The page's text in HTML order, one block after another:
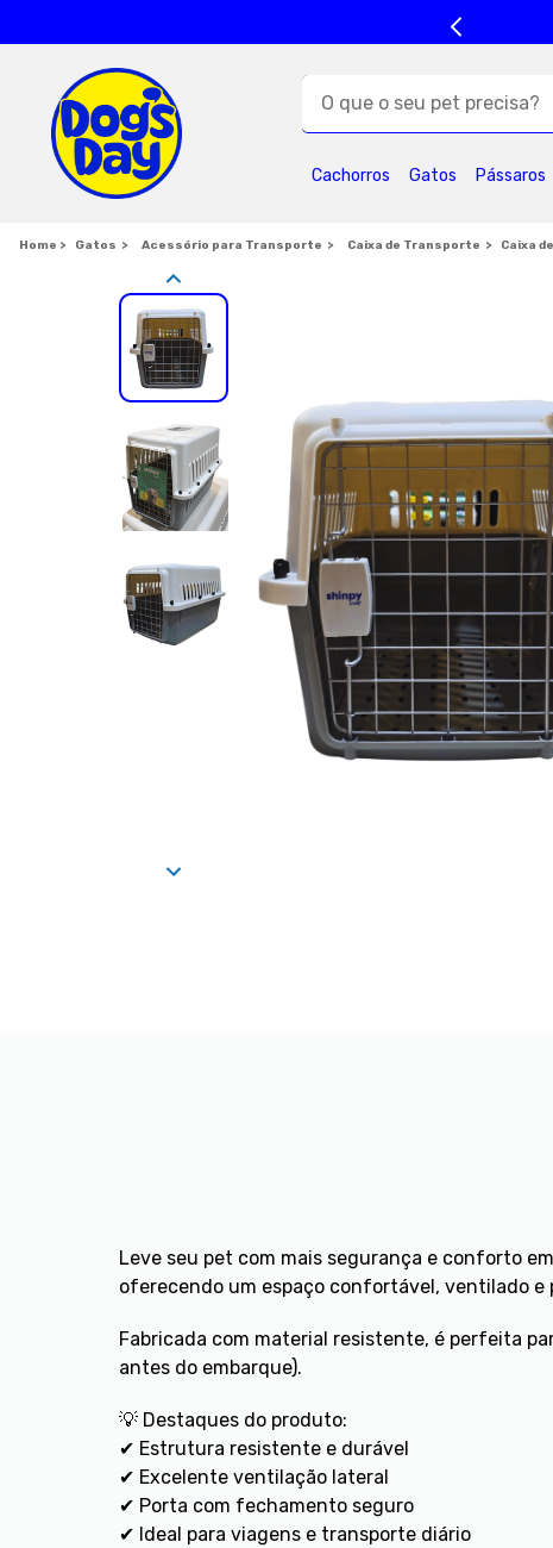
O que o seu pet precisa?
Cachorros Gatos Pássaros
Gatos Acessório para Transporte Caixa de Transporte Caixa
Leve seu pet com mais segurança e conforto
oferecendo um espaço confortável, ventilado e
Fabricada com material resistente, é perfeita
antes do embarque).
💡 Destaques do produto:
✔ Estrutura resistente e durável
✔ Excelente ventilação lateral
✔ Porta com fechamento seguro
✔ Ideal para viagens e transporte diário
5 º formula natural